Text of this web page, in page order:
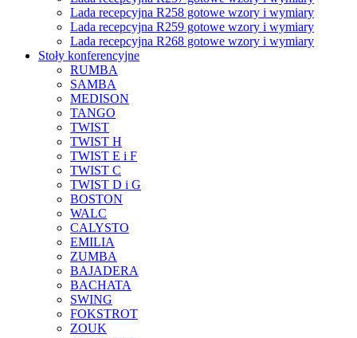
Lada recepcyjna R258 gotowe wzory i wymiary
Lada recepcyjna R259 gotowe wzory i wymiary
Lada recepcyjna R268 gotowe wzory i wymiary
Stoły konferencyjne
RUMBA
SAMBA
MEDISON
TANGO
TWIST
TWIST H
TWIST E i F
TWIST C
TWIST D i G
BOSTON
WALC
CALYSTO
EMILIA
ZUMBA
BAJADERA
BACHATA
SWING
FOKSTROT
ZOUK